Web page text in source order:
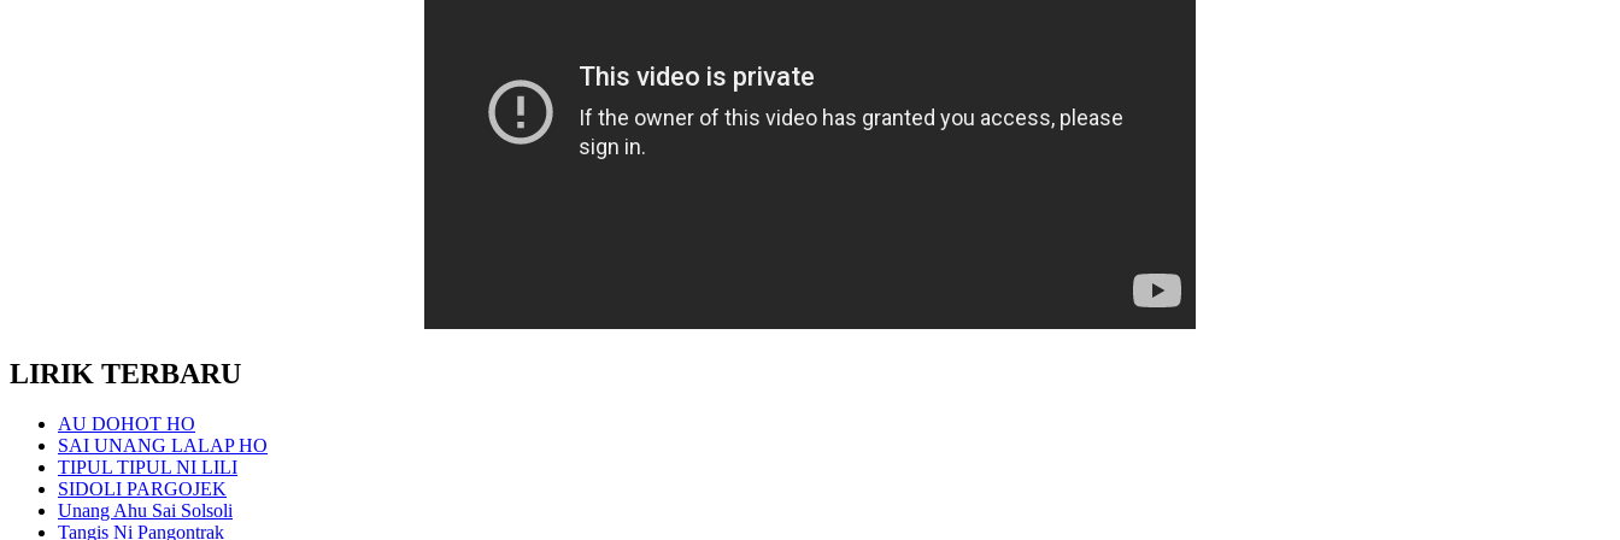
LIRIK TERBARU
AU DOHOT HO
SAI UNANG LALAP HO
TIPUL TIPUL NI LILI
SIDOLI PARGOJEK
Unang Ahu Sai Solsoli
Tangis Ni Pangontrak